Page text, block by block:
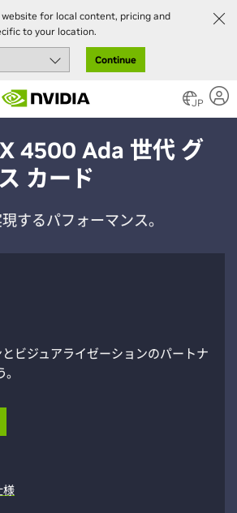
for local content, pricing and
to your location.
Continue
JP
4500 Ada 世代 グ
カード
するパフォーマンス。
ビジュアライゼーションのパートナ
様